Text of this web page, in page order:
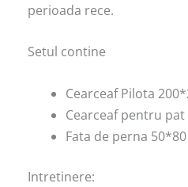
perioada rece.
Setul contine
Cearceaf Pilota
Cearceaf pentru
Fata de perna
Intretinere: